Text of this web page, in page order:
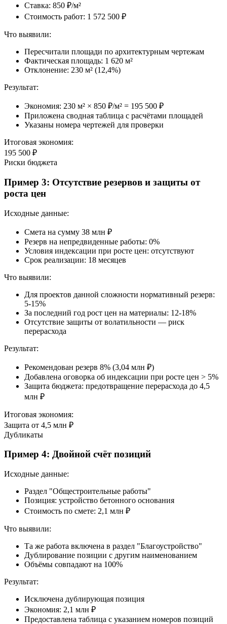
Ставка: 850 ₽/м²
Стоимость работ: 1 572 500 ₽
Что выявили:
Пересчитали площади по архитектурным чертежам
Фактическая площадь: 1 620 м²
Отклонение: 230 м² (12,4%)
Результат:
Экономия: 230 м² × 850 ₽/м² = 195 500 ₽
Приложена сводная таблица с расчётами площадей
Указаны номера чертежей для проверки
Итоговая экономия:
195 500 ₽
Риски бюджета
Пример 3: Отсутствие резервов и защиты от
роста цен
Исходные данные:
Смета на сумму 38 млн ₽
Резерв на непредвиденные работы: 0%
Условия индексации при росте цен: отсутствуют
Срок реализации: 18 месяцев
Что выявили:
Для проектов данной сложности нормативный резерв:
5-15%
За последний год рост цен на материалы: 12-18%
Отсутствие защиты от волатильности — риск
перерасхода
Результат:
Рекомендован резерв 8% (3,04 млн ₽)
Добавлена оговорка об индексации при росте цен > 5%
Защита бюджета: предотвращение перерасхода до 4,5
млн ₽
Итоговая экономия:
Защита от 4,5 млн ₽
Дубликаты
Пример 4: Двойной счёт позиций
Исходные данные:
Раздел "Общестроительные работы"
Позиция: устройство бетонного основания
Стоимость по смете: 2,1 млн ₽
Что выявили:
Та же работа включена в раздел "Благоустройство"
Дублирование позиции с другим наименованием
Объёмы совпадают на 100%
Результат:
Исключена дублирующая позиция
Экономия: 2,1 млн ₽
Предоставлена таблица с указанием номеров позиций